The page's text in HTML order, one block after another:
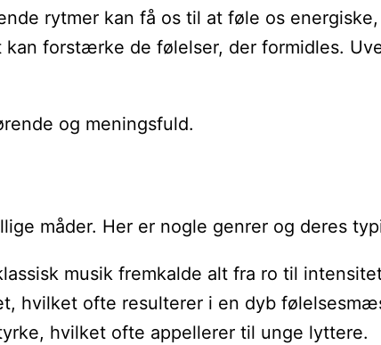
rytmer kan få os til at føle os
forstærke de følelser, der formidles.
og meningsfuld.
måder. Her er nogle genrer og deres
musik fremkalde alt fra ro til
hvilket ofte resulterer i en dyb
hvilket ofte appellerer til unge lyttere.